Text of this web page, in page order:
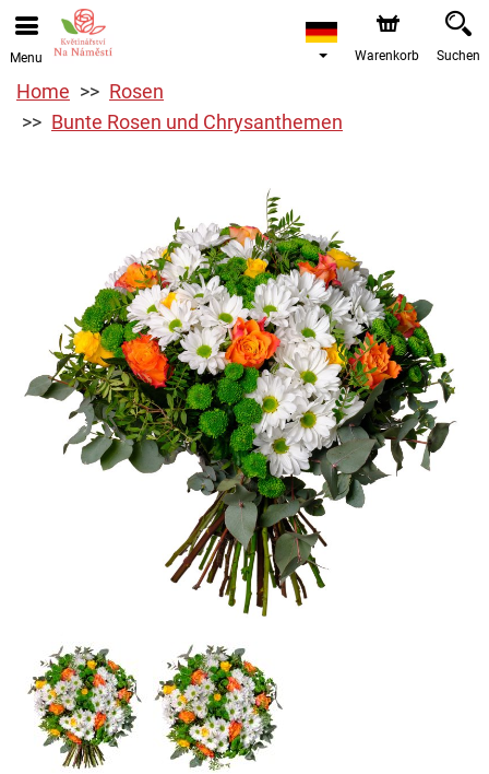
Menu Warenkorb Suchen
Home
Rosen
Bunte Rosen und Chrysanthemen